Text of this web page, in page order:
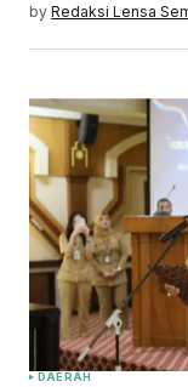
by Redaksi Lensa
DAERAH